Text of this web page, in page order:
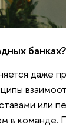
банках?
даже
или
в команде.